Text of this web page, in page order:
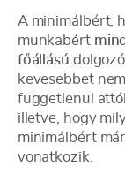
A minimálbért,
munkabért
főállású
kevesebbet
függetlenül
illetve, hogy
minimálbért
vonatkozik.